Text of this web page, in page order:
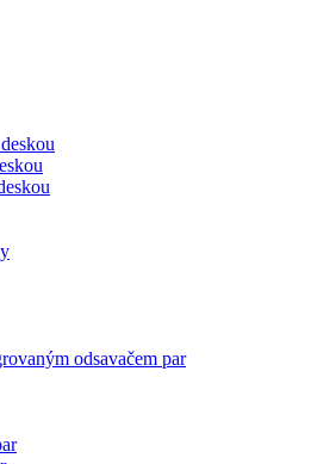
odsavačem par